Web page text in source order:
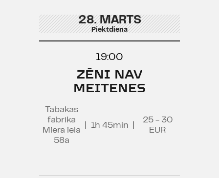
28. MARTS
Piektdiena
19:00
ZĒNI NAV
MEITENES
Tabakas
fabrika
Miera iela
58a
1h 45min
25 - 30
EUR